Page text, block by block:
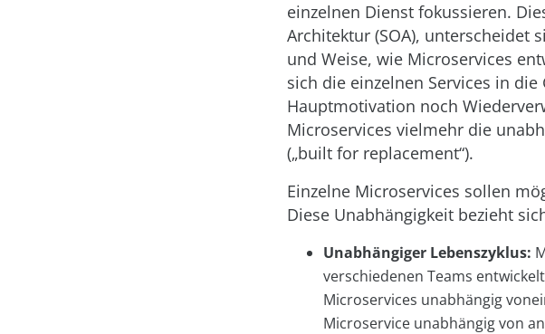
einzelnen Dienst fokussieren.
Architektur (SOA), unterscheidet
und Weise, wie Microservices
sich die einzelnen Services in
Hauptmotivation noch
Microservices vielmehr die
(„built for replacement“).
Einzelne Microservices sollen
Diese Unabhängigkeit bezieht
Unabhängiger Lebenszyklus:
verschiedenen Teams
Microservices unabhängig
Microservice unabhängig von